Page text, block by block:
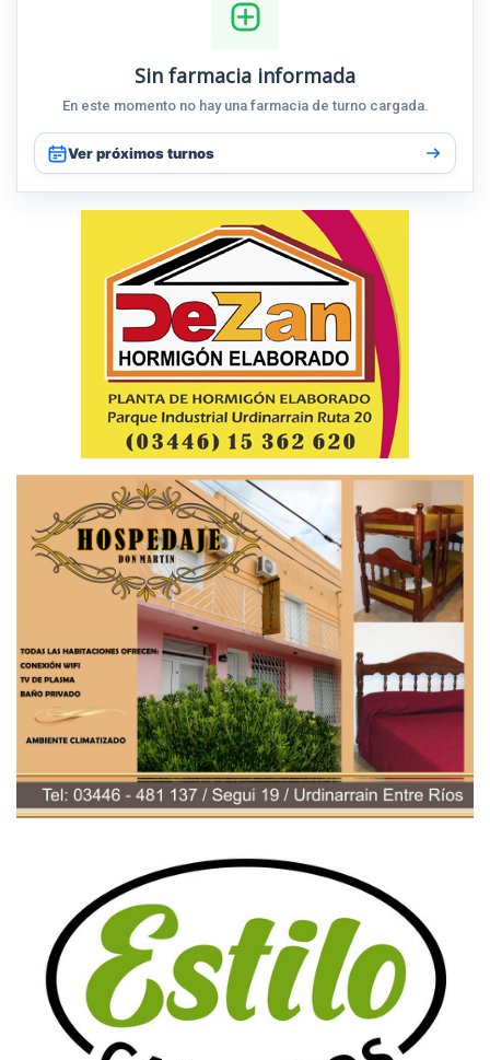
Sin farmacia informada
En este momento no hay una farmacia de turno cargada.
Ver próximos turnos